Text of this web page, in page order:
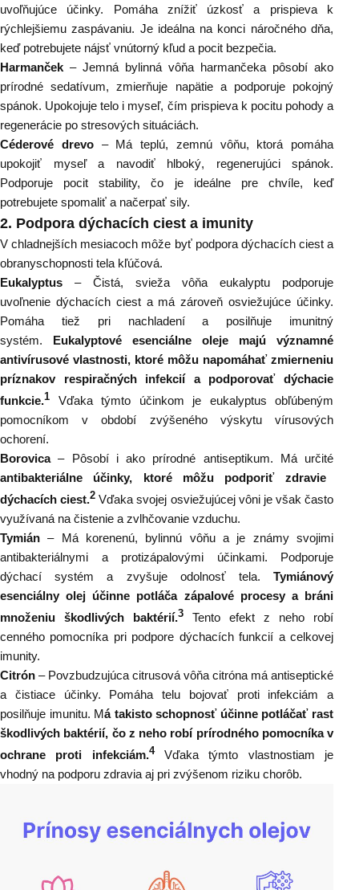
uvoľňujúce účinky. Pomáha znížiť úzkosť a prispieva k
rýchlejšiemu zaspávaniu. Je ideálna na konci náročného dňa,
keď potrebujete nájsť vnútorný kľud a pocit bezpečia.
Harmanček – Jemná bylinná vôňa harmančeka pôsobí ako
prírodné sedatívum, zmierňuje napätie a podporuje pokojný
spánok. Upokojuje telo i myseľ, čím prispieva k pocitu pohody a
regenerácie po stresových situáciách.
Céderové drevo
– Má teplú, zemnú vôňu, ktorá pomáha
upokojiť myseľ a navodiť hlboký, regenerujúci spánok.
Podporuje pocit stability, čo je ideálne pre chvíle, keď
potrebujete spomaliť a načerpať sily.
2. Podpora dýchacích ciest a imunity
V chladnejších mesiacoch môže byť podpora dýchacích ciest a
obranyschopnosti tela kľúčová.
Eukalyptus
–
Čistá, svieža vôňa eukalyptu podporuje
uvoľnenie dýchacích ciest a má zároveň osviežujúce účinky.
Pomáha tiež pri nachladení a posilňuje imunitný
systém.
Eukalyptové esenciálne oleje majú významné
antivírusové vlastnosti, ktoré môžu napomáhať zmierneniu
príznakov respiračných infekcií a podporovať dýchacie
funkcie.1
Vďaka týmto účinkom je eukalyptus obľúbeným
pomocníkom v období zvýšeného výskytu vírusových
ochorení.
Borovica – Pôsobí i ako prírodné antiseptikum. Má
určité
antibakteriálne účinky, ktoré môžu podporiť zdravie
dýchacích ciest.2 Vďaka svojej osviežujúcej vôni je však často
využívaná na čistenie a zvlhčovanie vzduchu.
Tymián –
Má korenenú, bylinnú vôňu a je známy svojimi
antibakteriálnymi a protizápalovými účinkami. Podporuje
dýchací systém a zvyšuje odolnosť tela.
Tymiánový
esenciálny olej účinne potláča zápalové procesy a bráni
množeniu škodlivých baktérií.3
Tento efekt z neho robí
cenného pomocníka pri podpore dýchacích funkcií a celkovej
imunity.
Citrón – Povzbudzujúca citrusová vôňa citróna má antiseptické
a čistiace účinky. Pomáha telu bojovať proti infekciám a
posilňuje imunitu. Má takistoschopnosť účinne potláčať rast
škodlivých baktérií, čo z neho robí prírodného pomocníka v
ochrane proti infekciám.4
Vďaka týmto vlastnostiam je
vhodný na podporu zdravia aj pri zvýšenom riziku chorôb.